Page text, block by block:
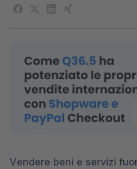
Vendere beni e servizi